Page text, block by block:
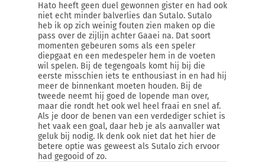
Hato heeft geen duel gewonnen gister en had ook
niet echt minder balverlies dan Sutalo. Sutalo
heb ik op zich weinig fouten zien maken op die
pass over de zijlijn achter Gaaei na. Dat soort
momenten gebeuren soms als een speler
diepgaat en een medespeler hem in de voeten
wil spelen. Bij de tegengoals komt hij bij die
eerste misschien iets te enthousiast in en had hij
meer de binnenkant moeten houden. Bij de
tweede neemt hij goed de lopende man over,
maar die rondt het ook wel heel fraai en snel af.
Als je door de benen van een verdediger schiet is
het vaak een goal, daar heb je als aanvaller wat
geluk bij nodig. Ik denk ook niet dat het hier de
betere optie was geweest als Sutalo zich ervoor
had gegooid of zo.